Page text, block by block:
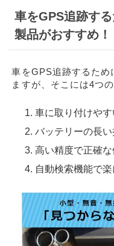
車をGPS追跡す
製品がおすすめ！
車をGPS追跡するため
ますが、そこには4つ
車に取り付けやす
バッテリーの長い
高い精度で正確
自動検索機能で